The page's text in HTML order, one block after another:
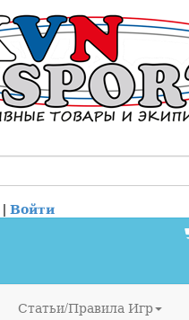
| Войти
Статьи/Правила Игр